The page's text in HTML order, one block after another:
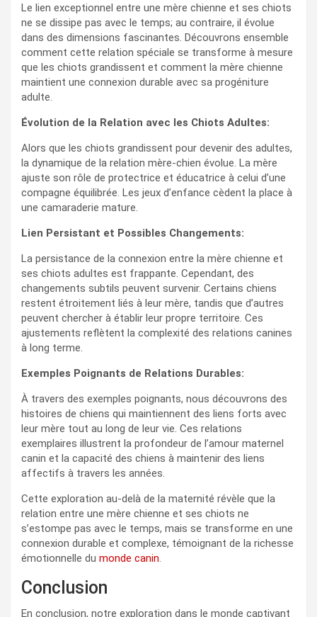
Le lien exceptionnel entre une mère chienne et ses chiots
ne se dissipe pas avec le temps; au contraire, il évolue
dans des dimensions fascinantes. Découvrons ensemble
comment cette relation spéciale se transforme à mesure
que les chiots grandissent et comment la mère chienne
maintient une connexion durable avec sa progéniture
adulte.
Évolution de la Relation avec les Chiots Adultes:
Alors que les chiots grandissent pour devenir des adultes,
la dynamique de la relation mère-chien évolue. La mère
ajuste son rôle de protectrice et éducatrice à celui d’une
compagne équilibrée. Les jeux d’enfance cèdent la place à
une camaraderie mature.
Lien Persistant et Possibles Changements:
La persistance de la connexion entre la mère chienne et
ses chiots adultes est frappante. Cependant, des
changements subtils peuvent survenir. Certains chiens
restent étroitement liés à leur mère, tandis que d’autres
peuvent chercher à établir leur propre territoire. Ces
ajustements reflètent la complexité des relations canines
à long terme.
Exemples Poignants de Relations Durables:
À travers des exemples poignants, nous découvrons des
histoires de chiens qui maintiennent des liens forts avec
leur mère tout au long de leur vie. Ces relations
exemplaires illustrent la profondeur de l’amour maternel
canin et la capacité des chiens à maintenir des liens
affectifs à travers les années.
Cette exploration au-delà de la maternité révèle que la
relation entre une mère chienne et ses chiots ne
s’estompe pas avec le temps, mais se transforme en une
connexion durable et complexe, témoignant de la richesse
émotionnelle du monde canin.
Conclusion
En conclusion, notre exploration dans le monde captivant